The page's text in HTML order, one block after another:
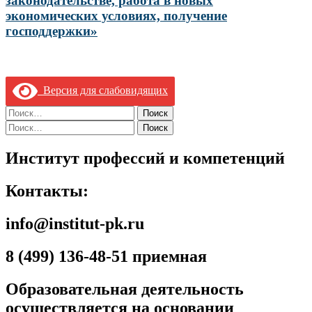
экономических условиях, получение
господдержки»
Версия для слабовидящих
Найти:
Найти:
Институт профессий и компетенций
Контакты:
info@institut-pk.ru
8 (499) 136-48-51 приемная
Образовательная деятельность
осуществляется на основании